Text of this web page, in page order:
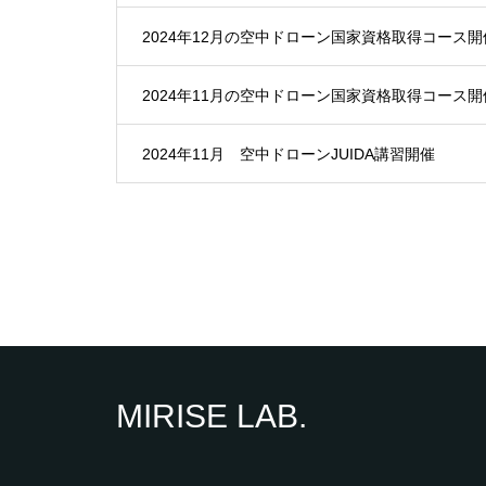
2024年12月の空中ドローン国家資格取得コース開
2024年11月の空中ドローン国家資格取得コース開
2024年11月 空中ドローンJUIDA講習開催
MIRISE LAB.